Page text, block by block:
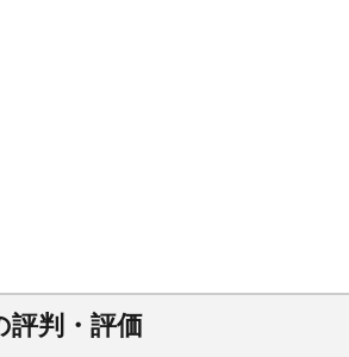
評判・評価